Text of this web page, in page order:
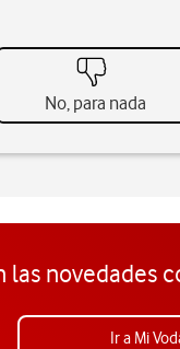
No, para nada
las novedades
Ir a Mi